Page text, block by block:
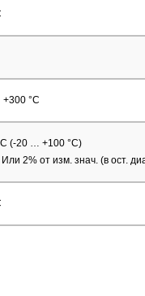
°C
(-20 … +100 °C)
Или 2% от изм. знач. (в ост.